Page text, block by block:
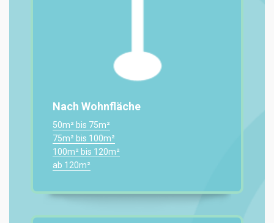
Nach Wohnfläche
50m² bis 75m²
75m² bis 100m²
100m² bis 120m²
ab 120m²